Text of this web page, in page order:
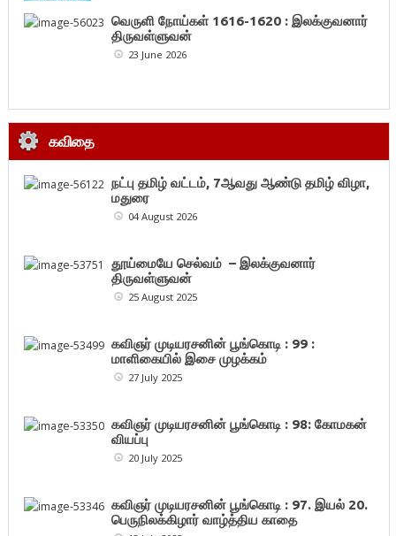
வெருளி நோய்கள் 1616-1620 : இலக்குவனார்
திருவள்ளுவன்
23 June 2026
கவிதை
நட்பு தமிழ் வட்டம், 7ஆவது ஆண்டு தமிழ் விழா,
மதுரை
04 August 2026
தூய்மையே செல்வம் – இலக்குவனார்
திருவள்ளுவன்
25 August 2025
கவிஞர் முடியரசனின் பூங்கொடி : 99 :
மாளிகையில் இசை முழக்கம்
27 July 2025
கவிஞர் முடியரசனின் பூங்கொடி : 98: கோமகன்
வியப்பு
20 July 2025
கவிஞர் முடியரசனின் பூங்கொடி : 97. இயல் 20.
பெருநிலக்கிழார் வாழ்த்திய காதை